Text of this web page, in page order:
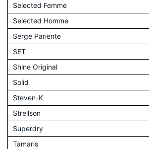
Selected Femme
Selected Homme
Serge Pariente
SET
Shine Original
Solid
Steven-K
Strellson
Superdry
Tamaris